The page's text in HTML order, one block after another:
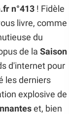
n°413 ! Fidèle
livre, comme
du
de la Saison
d'internet pour
les derniers
explosive de
et, bien